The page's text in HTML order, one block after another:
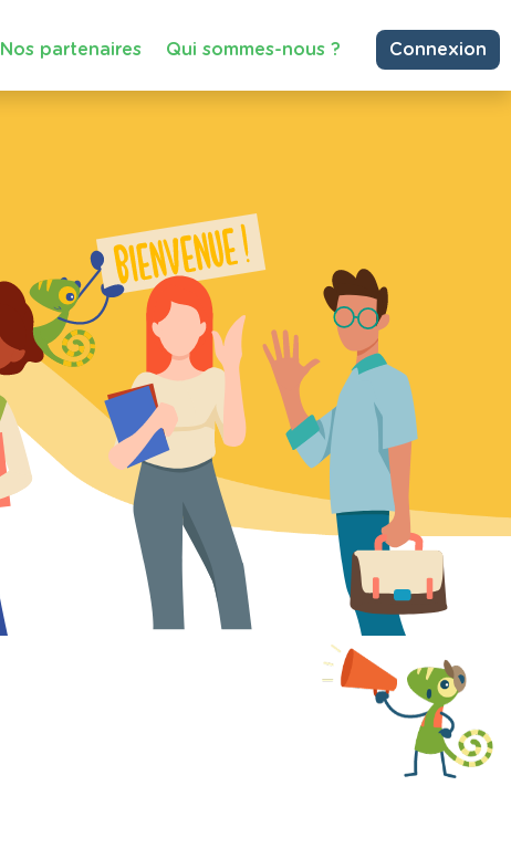
Nos partenaires Qui sommes-nous ? Connexion